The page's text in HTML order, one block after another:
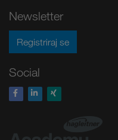
Newsletter
Registriraj se
Social